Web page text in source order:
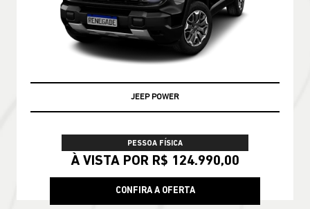
JEEP POWER
PESSOA FÍSICA
À VISTA POR R$ 124.990,00
CONFIRA A OFERTA